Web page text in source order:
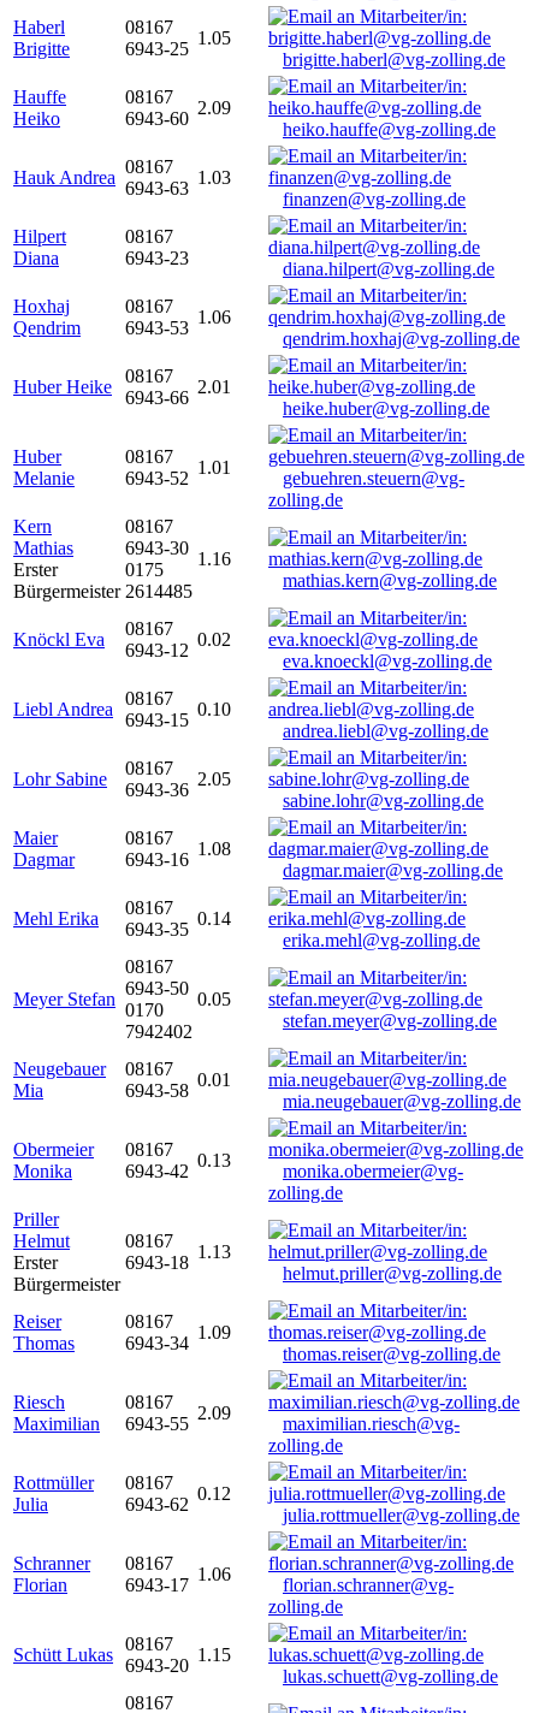
Haberl
Brigitte
08167
6943-25
1.05
brigitte.haberl@vg-zolling.de
Hauffe
Heiko
08167
6943-60
2.09
heiko.hauffe@vg-zolling.de
Hauk Andrea
08167
6943-63
1.03
finanzen@vg-zolling.de
Hilpert
Diana
08167
6943-23
diana.hilpert@vg-zolling.de
Hoxhaj
Qendrim
08167
6943-53
1.06
qendrim.hoxhaj@vg-zolling.de
Huber Heike
08167
6943-66
2.01
heike.huber@vg-zolling.de
Huber
Melanie
08167
6943-52
1.01
gebuehren.steuern@vg-
zolling.de
Kern
Mathias
Erster
Bürgermeister
08167
6943-30
0175
2614485
1.16
mathias.kern@vg-zolling.de
Knöckl Eva
08167
6943-12
0.02
eva.knoeckl@vg-zolling.de
Liebl Andrea
08167
6943-15
0.10
andrea.liebl@vg-zolling.de
Lohr Sabine
08167
6943-36
2.05
sabine.lohr@vg-zolling.de
Maier
Dagmar
08167
6943-16
1.08
dagmar.maier@vg-zolling.de
Mehl Erika
08167
6943-35
0.14
erika.mehl@vg-zolling.de
Meyer Stefan
08167
6943-50
0170
7942402
0.05
stefan.meyer@vg-zolling.de
Neugebauer
Mia
08167
6943-58
0.01
mia.neugebauer@vg-zolling.de
Obermeier
Monika
08167
6943-42
0.13
monika.obermeier@vg-
zolling.de
Priller
Helmut
Erster
Bürgermeister
08167
6943-18
1.13
helmut.priller@vg-zolling.de
Reiser
Thomas
08167
6943-34
1.09
thomas.reiser@vg-zolling.de
Riesch
Maximilian
08167
6943-55
2.09
maximilian.riesch@vg-
zolling.de
Rottmüller
Julia
08167
6943-62
0.12
julia.rottmueller@vg-zolling.de
Schranner
Florian
08167
6943-17
1.06
florian.schranner@vg-
zolling.de
Schütt Lukas
08167
6943-20
1.15
lukas.schuett@vg-zolling.de
08167